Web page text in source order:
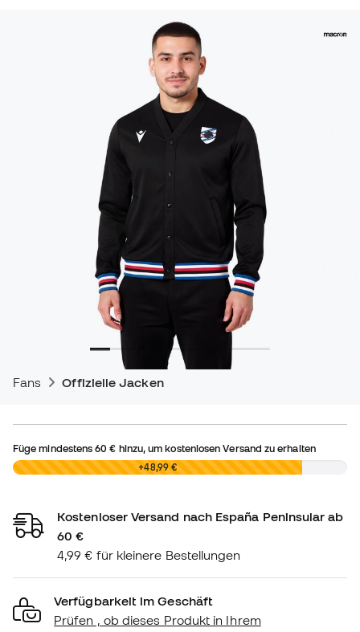
Fans Offizielle Jacken
Füge mindestens60 € hinzu, um kostenlosen Versand zu erhalten
0,00 € +48,99 €
Kostenloser Versand nach España Peninsular ab
60 €
4,99 € für kleinere Bestellungen
Verfügbarkeit im Geschäft
Prüfen , ob dieses Produkt in Ihrem